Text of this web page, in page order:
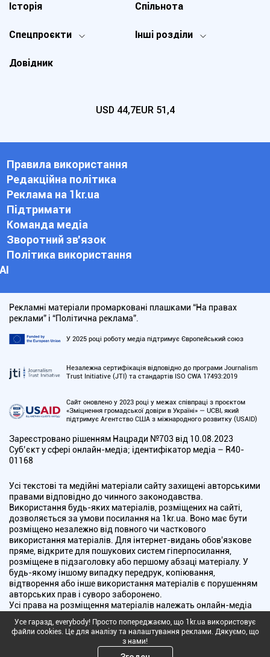
Спецпроєкти Інші розділи
Історія
Довідник
Спільнота
USD 44,7EUR 51,4
Правила використання
Редакційна політика
Реклама на 1kr.ua
Підтримати
Команда медіа
Зворотний зв'язок
Політика використання
АІ
Рекламні матеріали промарковані плашками “На правах
реклами” і “Політична реклама”.
У 2025 році роботу медіа підтримує Європейський союз
Незалежна сертифікація відповідно до програми Journalism
Trust Initiative (JTI) та стандартів ISO CWA 17493:2019
Сайт оновлено у 2023 році у межах співпраці з проєктом
«Зміцнення громадської довіри в Україні» — UCBI, який
підтримує Агентство США з міжнародного розвитку (USAID)
Зареєстровано рішенням Нацради №703 від 10.08.2023
Cуб’єкт у сфері онлайн-медіа; ідентифікатор медіа – R40-
01168
Усі текстові та медійні матеріали сайту захищені авторськими
правами відповідно до чинного законодавства.
Використання будь-яких матеріалів, розміщених на сайті,
дозволяється за умови посилання на 1kr.ua. Воно має бути
розміщено незалежно від повного чи часткового
використання матеріалів. Для інтернет-видань обов'язкове
пряме, відкрите для пошукових систем гіперпосилання,
розміщене в підзаголовку або першому абзаці матеріалу. У
будь-якому іншому випадку передрук, копіювання,
відтворення або інше використання матеріалів є порушенням
авторських прав і суворо заборонено.
Усі права на розміщення матеріалів належать онлайн-медіа
"Перший Криворізький". Медіа зареєстроване Національною
радою України з питань телебачення і радіомовлення.
Copyright © 2010 - 2026 Всі права захищені
Усе гаразд, everybody! Просто попереджаємо, що 1kr.ua використовує
файли cookies. Це для аналізу та налаштування реклами. Дякуємо, що
з нами!